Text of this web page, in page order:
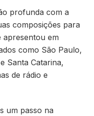
profunda com a
composições para
apresentou em
como São Paulo,
Santa Catarina,
de rádio e
um passo na